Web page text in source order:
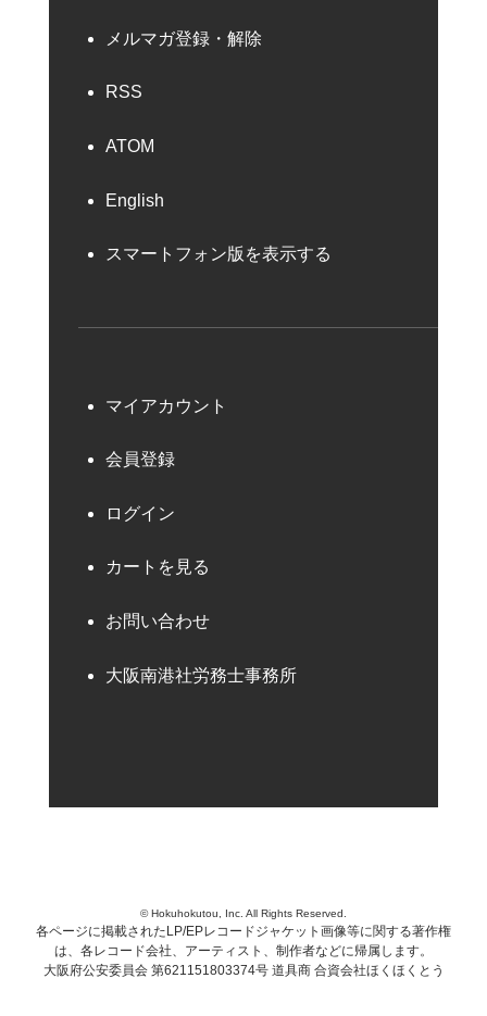
メルマガ登録・解除
RSS
ATOM
English
スマートフォン版を表示する
マイアカウント
会員登録
ログイン
カートを見る
お問い合わせ
大阪南港社労務士事務所
© Hokuhokutou, Inc. All Rights Reserved.
各ページに掲載されたLP/EPレコードジャケット画像等に関する著作権
は、各レコード会社、アーティスト、制作者などに帰属します。
大阪府公安委員会 第621151803374号 道具商 合資会社ほくほくとう